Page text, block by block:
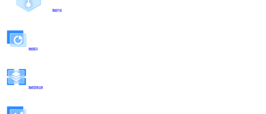
数据开发
数据服务
数据管理治理